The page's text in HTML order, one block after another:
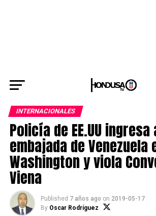
INTERNACIONALES
Policía de EE.UU ingresa
embajada de Venezuela
Washington y viola
Viena
Published 7 años ago on 2019-05-17
By Oscar Rodríguez